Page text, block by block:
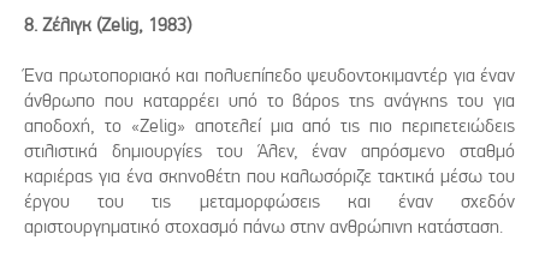
8. Ζέλιγκ (Zelig, 1983)
Ένα πρωτοποριακό και πολυεπίπεδο ψευδοντοκιμαντέρ για έναν
άνθρωπο που καταρρέει υπό το βάρος της ανάγκης του για
αποδοχή, το «Zelig» αποτελεί μια από τις πιο περιπετειώδεις
στιλιστικά δημιουργίες του Άλεν, έναν απρόσμενο σταθμό
καριέρας για ένα σκηνοθέτη που καλωσόριζε τακτικά μέσω του
έργου του τις μεταμορφώσεις και έναν σχεδόν
αριστουργηματικό στοχασμό πάνω στην ανθρώπινη κατάσταση.